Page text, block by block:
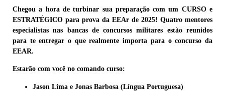
Chegou a hora de turbinar sua preparação com um CURSO e
ESTRATÉGICO para prova da EEAr de 2025! Quatro mentores
especialistas nas bancas de concursos militares estão reunidos
para te entregar o que realmente importa para o concurso da
EEAR.
Estarão com você no comando curso:
Jason Lima e Jonas Barbosa (Língua Portuguesa)